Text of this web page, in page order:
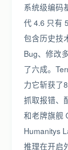
系统级编码
代 4.6 只有
包含历史技
Bug、修改
了六成。
力它斩获了
抓取报错、
和老牌旗舰
Humanitys
推理在开启